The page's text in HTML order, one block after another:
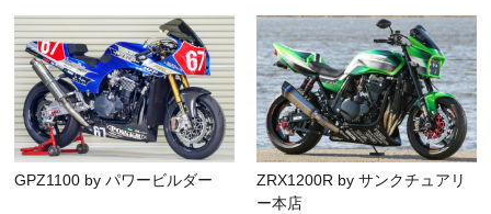
GPZ1100 by パワービルダー
ZRX1200R by サンクチュアリ
ー本店